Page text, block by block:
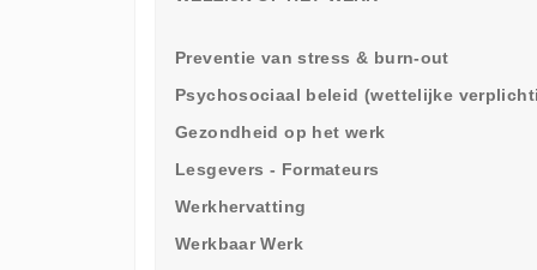
Preventie van stress & burn-out
Psychosociaal beleid (wettelijke
Gezondheid op het werk
Lesgevers - Formateurs
Werkhervatting
Werkbaar Werk